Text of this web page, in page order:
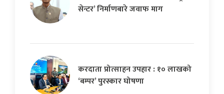
सेन्टर’ निर्माणबारे जवाफ माग
करदाता प्रोत्साहन उपहार : १० लाखको
‘बम्पर’ पुरस्कार घोषणा